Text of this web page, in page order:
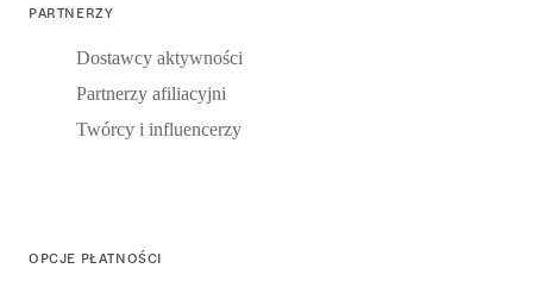
PARTNERZY
Dostawcy aktywności
Partnerzy afiliacyjni
Twórcy i influencerzy
OPCJE PŁATNOŚCI